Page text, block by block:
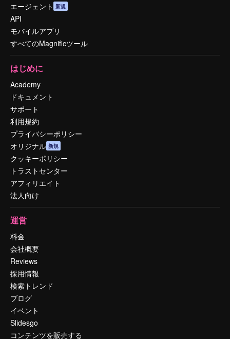
エージェント 新規
API
モバイルアプリ
すべてのMagnificツール
はじめに
Academy
ドキュメント
サポート
利用規約
プライバシーポリシー
オリジナル 新規
クッキーポリシー
トラストセンター
アフィリエイト
法人向け
運営
料金
会社概要
Reviews
採用情報
検索トレンド
ブログ
イベント
Slidesgo
コンテンツを販売する